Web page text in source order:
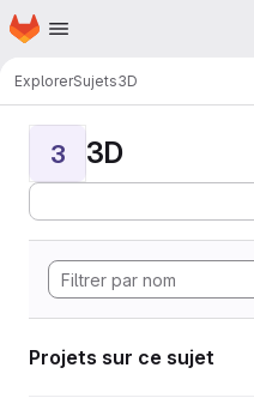
Passer au contenu principal
Page d'accueil
ExplorerSujets3D
3 3D
Projets sur ce sujet